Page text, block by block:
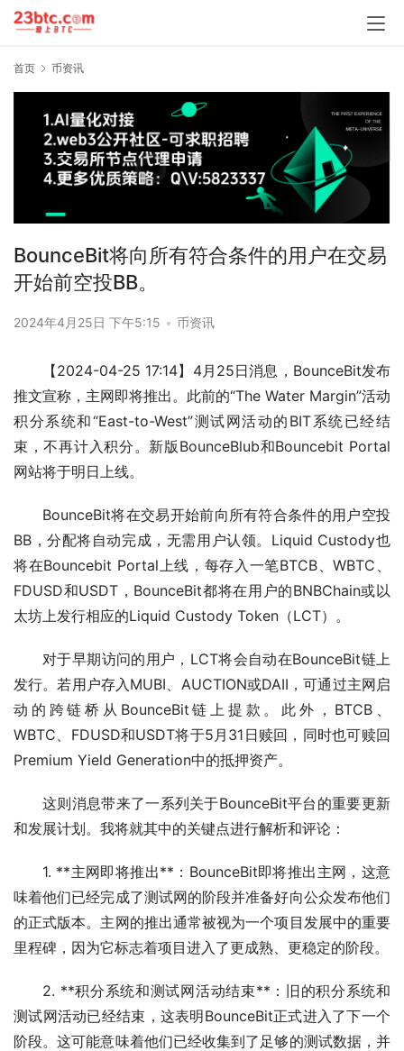
首页 币资讯
BounceBit将向所有符合条件的用户在交易
开始前空投BB。
2024年4月25日 下午5:15 • 币资讯
【2024-04-25 17:14】4月25日消息，BounceBit发布
推文宣称，主网即将推出。此前的“The Water Margin”活动
积分系统和“East-to-West”测试网活动的BIT系统已经结
束，不再计入积分。新版BounceBlub和Bouncebit Portal
网站将于明日上线。
BounceBit将在交易开始前向所有符合条件的用户空投
BB，分配将自动完成，无需用户认领。Liquid Custody也
将在Bouncebit Portal上线，每存入一笔BTCB、WBTC、
FDUSD和USDT，BounceBit都将在用户的BNBChain或以
太坊上发行相应的Liquid Custody Token（LCT）。
对于早期访问的用户，LCT将会自动在BounceBit链上
发行。若用户存入MUBI、AUCTION或DAII，可通过主网启
动的跨链桥从BounceBit链上提款。此外，BTCB、
WBTC、FDUSD和USDT将于5月31日赎回，同时也可赎回
Premium Yield Generation中的抵押资产。
这则消息带来了一系列关于BounceBit平台的重要更新
和发展计划。我将就其中的关键点进行解析和评论：
1. **主网即将推出**：BounceBit即将推出主网，这意
味着他们已经完成了测试网的阶段并准备好向公众发布他们
的正式版本。主网的推出通常被视为一个项目发展中的重要
里程碑，因为它标志着项目进入了更成熟、更稳定的阶段。
2. **积分系统和测试网活动结束**：旧的积分系统和
测试网活动已经结束，这表明BounceBit正式进入了下一个
阶段。这可能意味着他们已经收集到了足够的测试数据，并